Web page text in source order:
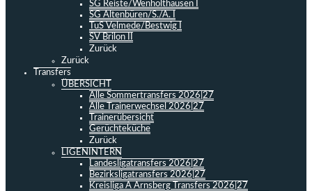
SG Reiste/Wenholthausen I
SG Altenbüren/S./A. I
TuS Velmede/Bestwig I
SV Brilon II
Zurück
Zurück
Transfers
ÜBERSICHT
Alle Sommertransfers 2026|27
Alle Trainerwechsel 2026|27
Trainerübersicht
Gerüchteküche
Zurück
LIGENINTERN
Landesligatransfers 2026|27
Bezirksligatransfers 2026|27
Kreisliga A Arnsberg Transfers 2026|27